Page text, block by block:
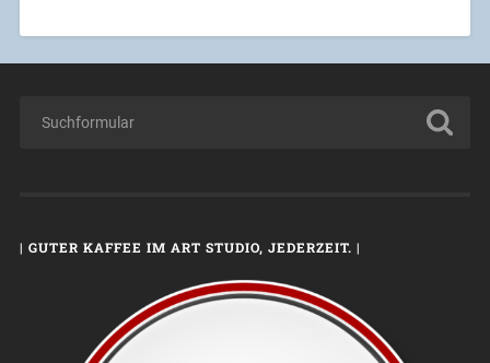
| GUTER KAFFEE IM ART STUDIO, JEDERZEIT. |